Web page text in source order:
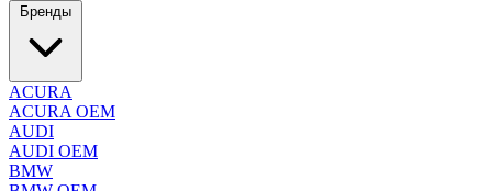
Бренды
ACURA
ACURA OEM
AUDI
AUDI OEM
BMW